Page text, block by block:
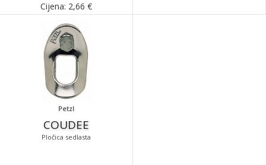
Cijena: 2,66 €
Petzl
COUDEE
Pločica sedlasta